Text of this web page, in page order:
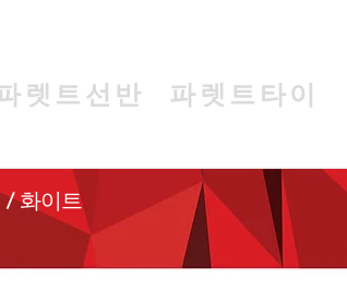
렛트선반 파렛트타이
/ 화이트